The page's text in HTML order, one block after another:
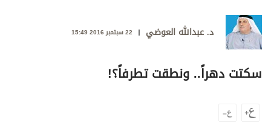
بودكاست
قصة صورة
كاريكتير
د. عبدالله العوضي 22 سبتمبر 2016 15:49
سكتت دهراً.. ونطقت تطرفاً؟!